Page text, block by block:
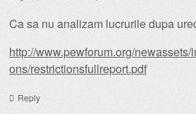
Ca sa nu analizam lucrurile dupa
http://www.pewforum.org/
ons/restrictionsfullreport.pdf
Reply